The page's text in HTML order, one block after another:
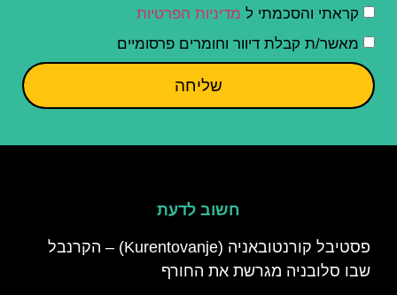
קראתי והסכמתי ל מדיניות הפרטיות
מאשר/ת קבלת דיוור וחומרים פרסומיים
שליחה
חשוב לדעת
פסטיבל קורנטובאניה (Kurentovanje) – הקרנבל
שבו סלובניה מגרשת את החורף